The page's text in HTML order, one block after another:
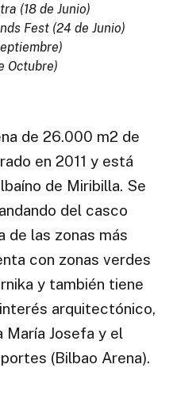
(18 de Junio)
Fest (24 de Junio)
Octubre)
de 26.000 m2 de
en 2011 y está
de Miribilla. Se
del casco
de las zonas más
con zonas verdes
y también tiene
arquitectónico,
María Josefa y el
(Bilbao Arena).